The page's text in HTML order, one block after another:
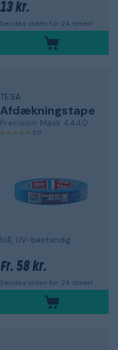
13 kr.
Sendes inden for 24 timer!
TESA
Afdækningstape
Precision Mask 4440
5,0
blå, UV-bestandig
Fr. 58 kr.
Sendes inden for 24 timer!